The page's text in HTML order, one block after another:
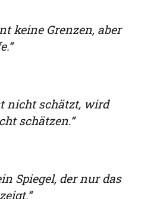
keine Grenzen, aber
nicht schätzt, wird
schätzen.“
Spiegel, der nur das